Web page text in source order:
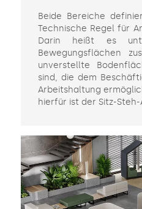
Beide Bereiche
Technische Regel für
Darin heißt es
Bewegungsflächen
unverstellte
sind, die dem
Arbeitshaltung
hierfür ist der Sitz-